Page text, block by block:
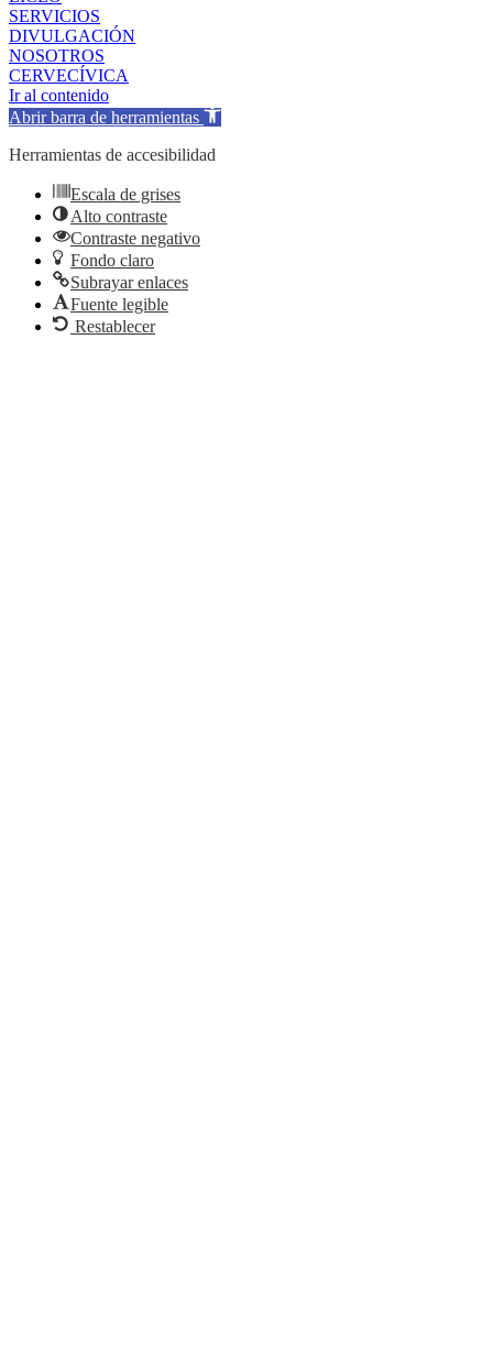
SERVICIOS
DIVULGACIÓN
NOSOTROS
CERVECÍVICA
Ir al contenido
Abrir barra de herramientas
Herramientas de accesibilidad
Escala de grises
Alto contraste
Contraste negativo
Fondo claro
Subrayar enlaces
Fuente legible
Restablecer